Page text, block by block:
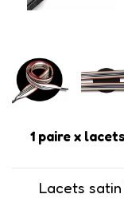
1 paire x
Lacets